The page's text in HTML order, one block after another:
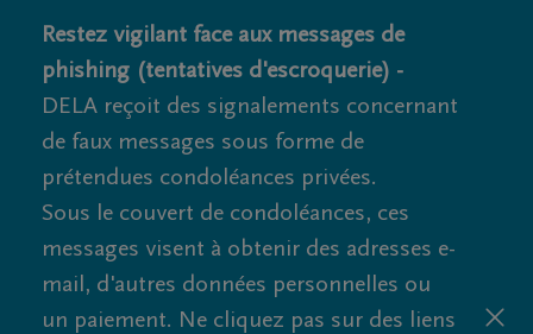
Restez vigilant face aux messages de
phishing (tentatives d'escroquerie) -
DELA reçoit des signalements concernant
de faux messages sous forme de
prétendues condoléances privées.
Sous le couvert de condoléances, ces
messages visent à obtenir des adresses e-
mail, d'autres données personnelles ou
un paiement. Ne cliquez pas sur des liens